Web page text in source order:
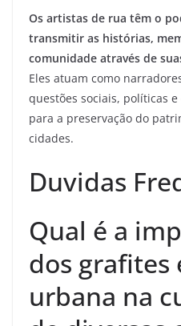
Os artistas de rua têm o
transmitir as histórias,
comunidade através de
Eles atuam como
questões sociais, políticas
para a preservação do
cidades.
Duvidas
Qual é a
dos grafites
urbana na